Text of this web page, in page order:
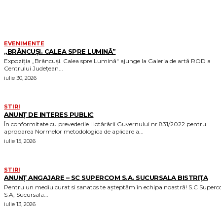
EVENIMENTE
„BRÂNCUȘI. CALEA SPRE LUMINĂ”
Expoziția „Brâncuși. Calea spre Lumină" ajunge la Galeria de artă ROD a
Centrului Județean...
iulie 30, 2026
STIRI
ANUNȚ DE INTERES PUBLIC
În conformitate cu prevederile Hotărârii Guvernului nr.831/2022 pentru
aprobarea Normelor metodologica de aplicare a...
iulie 15, 2026
STIRI
ANUNȚ ANGAJARE – SC SUPERCOM S.A. SUCURSALA BISTRIȚA
Pentru un mediu curat si sanatos te așteptăm în echipa noastră! S.C Supercom
S.A, Sucursala...
iulie 13, 2026